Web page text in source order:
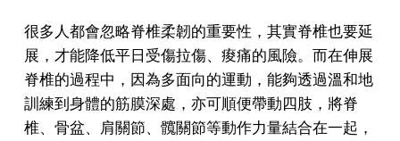
很多人都會忽略脊椎柔韌的重要性，其實脊椎也要延
展，才能降低平日受傷拉傷、痠痛的風險。而在伸展
脊椎的過程中，因為多面向的運動，能夠透過溫和地
訓練到身體的筋膜深處，亦可順便帶動四肢，將脊
椎、骨盆、肩關節、髖關節等動作力量結合在一起，